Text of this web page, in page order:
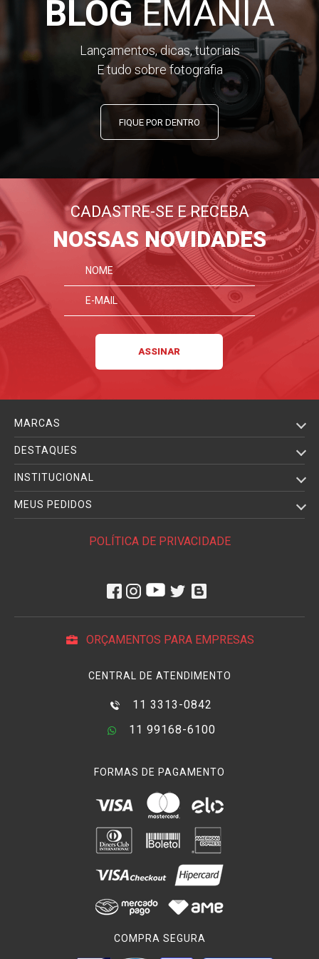
BLOGEMANIA
Lançamentos, dicas, tutoriais
E tudo sobre fotografia
FIQUE POR DENTRO
CADASTRE-SE E RECEBA
NOSSAS NOVIDADES
MARCAS
DESTAQUES
INSTITUCIONAL
MEUS PEDIDOS
POLÍTICA DE PRIVACIDADE
ORÇAMENTOS PARA EMPRESAS
CENTRAL DE ATENDIMENTO
11 3313-0842
11 99168-6100
FORMAS DE PAGAMENTO
COMPRA SEGURA